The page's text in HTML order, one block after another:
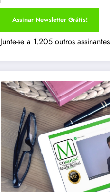
Assinar Newsletter Grátis!
Junte-se a 1.205 outros assinantes